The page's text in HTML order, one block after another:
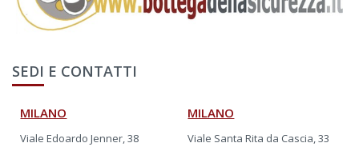
SEDI E CONTATTI
MILANO
Viale Edoardo Jenner, 38
MILANO
Viale Santa Rita da Cascia, 33